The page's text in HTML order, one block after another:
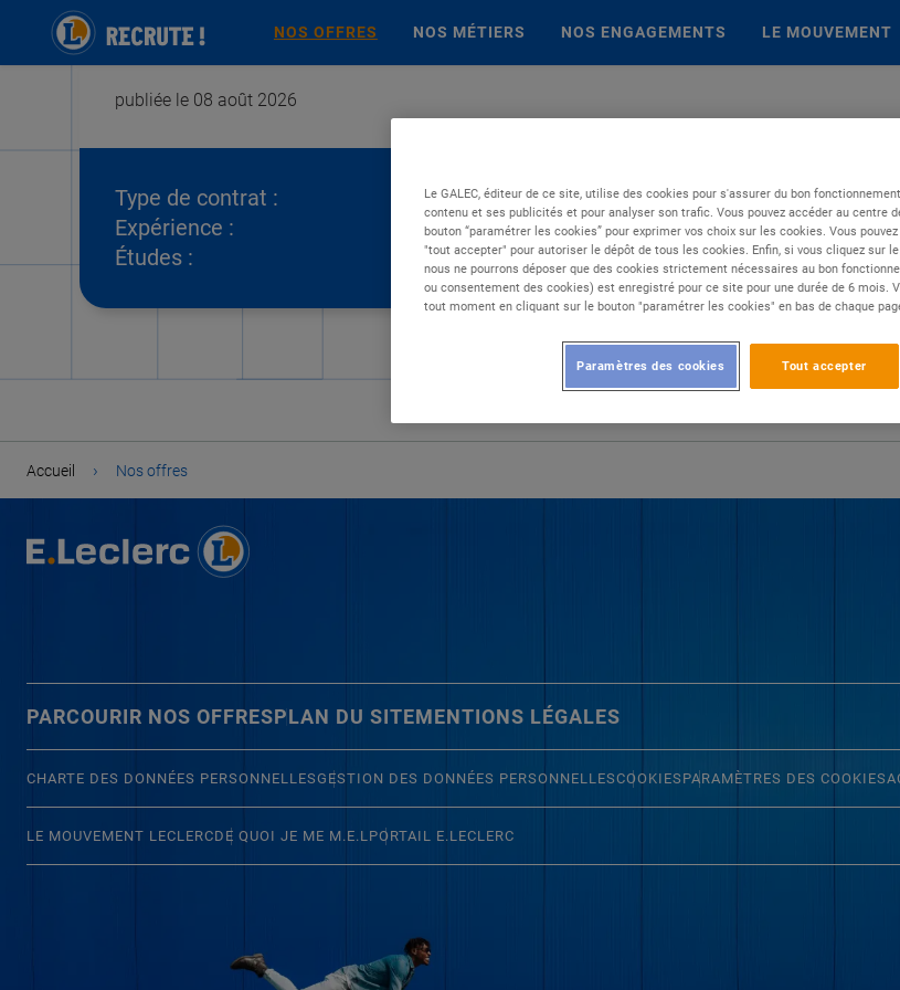
NOS OFFRES NOS MÉTIERS NOS ENGAGEMENTS LE MOUVEMENT
publiée le 08 août 2026
Type de contrat :
Expérience :
Études :
Accueil › Nos offres
PARCOURIR NOS OFFRESPLAN DU SITEMENTIONS LÉGALES
CHARTE DES DONNÉES PERSONNELLESGESTION DES DONNÉES PERSONNELLESCOOKIES PARAMÈTRES DES COOKIES
LE MOUVEMENT LECLERCDE QUOI JE ME M.E.LPORTAIL E.LECLERC
Le GALEC, éditeur de ce site, utilise des cookies pour s'assurer du bon
contenu et ses publicités et pour analyser son trafic. Vous pouvez accéder au centre
bouton “paramétrer les cookies” pour exprimer vos choix sur les cookies. Vous
"tout accepter" pour autoriser le dépôt de tous les cookies. Enfin, si vous cliquez sur
nous ne pourrons déposer que des cookies strictement nécessaires au bon
ou consentement des cookies) est enregistré pour ce site pour une durée de 6 mois.
tout moment en cliquant sur le bouton "paramétrer les cookies" en bas de chaque
Tout accepter
Paramètres des cookies